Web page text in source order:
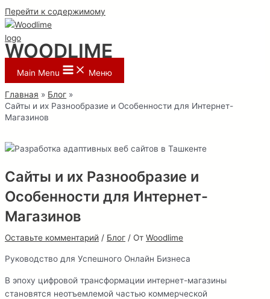
Перейти к содержимому
WOODLIME
Main Menu Меню
Главная
Блог
Сайты и их Разнообразие и Особенности для Интернет-
Магазинов
Сайты и их Разнообразие и
Особенности для Интернет-
Магазинов
Оставьте комментарий / Блог / От Woodlime
Руководство для Успешного Онлайн Бизнеса
В эпоху цифровой трансформации интернет-магазины
становятся неотъемлемой частью коммерческой